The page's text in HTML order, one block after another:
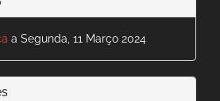
a Segunda, 11 Março 2024